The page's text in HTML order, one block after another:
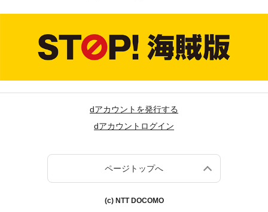
dアカウントを発行する
dアカウントログイン
ページトップへ
(c) NTT DOCOMO